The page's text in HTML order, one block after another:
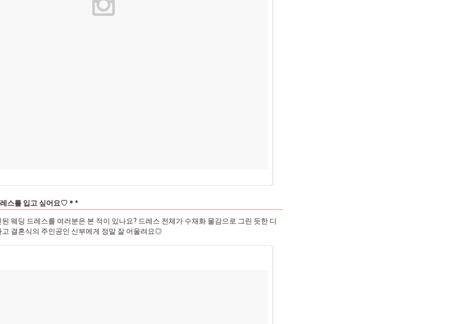
스를 입고 싶어요♡＊*
웨딩 드레스를 여러분은 본 적이 있나요? 드레스 전체가 수채화 물감으로 그린 듯한 디
고 결혼식의 주인공인 신부에게 정말 잘 어울려요◎